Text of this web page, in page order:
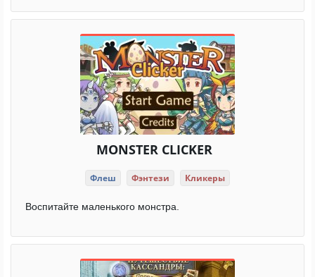
MONSTER CLICKER
Флеш Фэнтези Кликеры
Воспитайте маленького монстра.